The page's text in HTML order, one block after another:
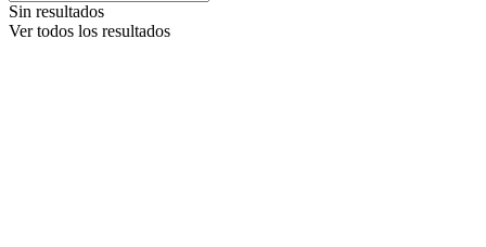
Sin resultados
Ver todos los resultados